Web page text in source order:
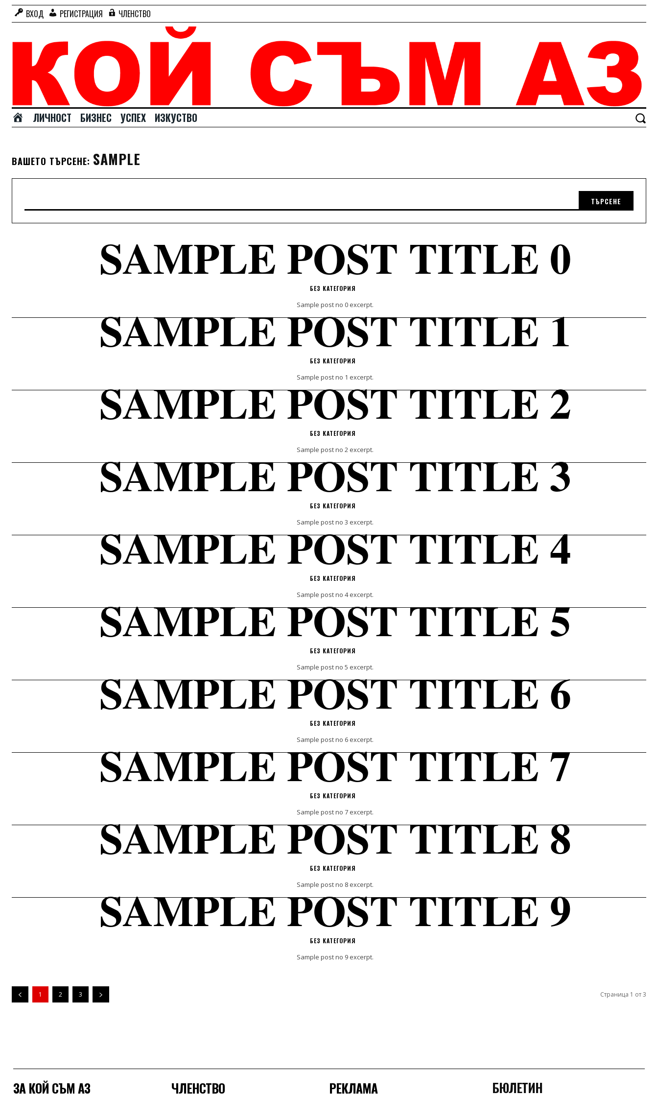
ВХОД РЕГИСТРАЦИЯ ЧЛЕНСТВО
А
Л
ЛИЧНОСТ БИЗНЕС УСПЕХ ИЗКУСТВО
ВАШЕТО ТЪРСЕНЕ: SAMPLE
ТЪРСЕНЕ
SAMPLE POST TITLE 0
БЕЗ КАТЕГОРИЯ
Sample post no 0 excerpt.
SAMPLE POST TITLE 1
БЕЗ КАТЕГОРИЯ
Sample post no 1 excerpt.
SAMPLE POST TITLE 2
БЕЗ КАТЕГОРИЯ
Sample post no 2 excerpt.
SAMPLE POST TITLE 3
БЕЗ КАТЕГОРИЯ
Sample post no 3 excerpt.
SAMPLE POST TITLE 4
БЕЗ КАТЕГОРИЯ
Sample post no 4 excerpt.
SAMPLE POST TITLE 5
БЕЗ КАТЕГОРИЯ
Sample post no 5 excerpt.
SAMPLE POST TITLE 6
БЕЗ КАТЕГОРИЯ
Sample post no 6 excerpt.
SAMPLE POST TITLE 7
БЕЗ КАТЕГОРИЯ
Sample post no 7 excerpt.
SAMPLE POST TITLE 8
БЕЗ КАТЕГОРИЯ
Sample post no 8 excerpt.
SAMPLE POST TITLE 9
БЕЗ КАТЕГОРИЯ
Sample post no 9 excerpt.
1 2 3 Страница 1 от 3
ЗА КОЙ СЪМ АЗ ЧЛЕНСТВО РЕКЛАМА БЮЛЕТИН